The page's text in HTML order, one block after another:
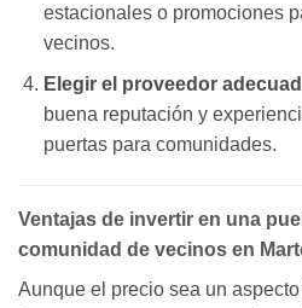
estacionales o promociones
vecinos.
Elegir el proveedor
buena reputación y
puertas para comunidades.
Ventajas de invertir en una
comunidad de vecinos en
Aunque el precio sea un